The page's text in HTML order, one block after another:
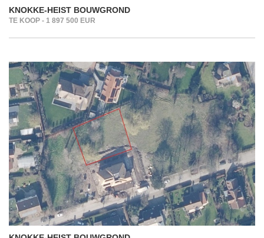
KNOKKE-HEIST BOUWGROND
TE KOOP - 1 897 500 EUR